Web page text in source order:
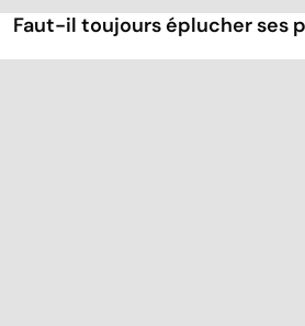
Faut-il toujours éplucher ses